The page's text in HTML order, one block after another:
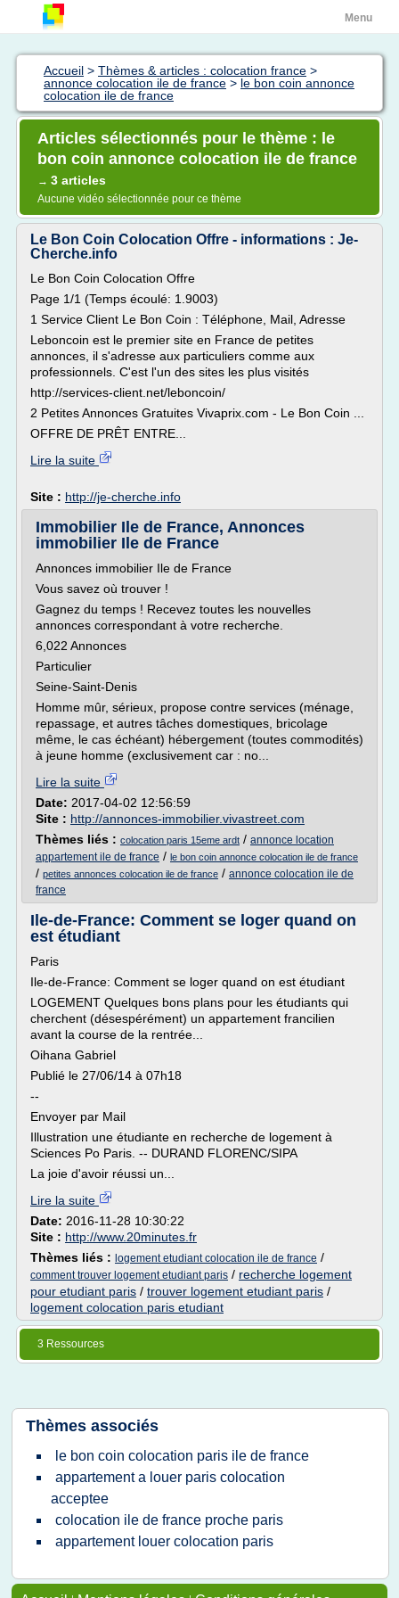
Menu
Accueil > Thèmes & articles : colocation france >
annonce colocation ile de france > le bon coin annonce
colocation ile de france
Articles sélectionnés pour le thème : le
bon coin annonce colocation ile de france
→ 3 articles
Aucune vidéo sélectionnée pour ce thème
Le Bon Coin Colocation Offre - informations : Je-
Cherche.info
Le Bon Coin Colocation Offre
Page 1/1 (Temps écoulé: 1.9003)
1 Service Client Le Bon Coin : Téléphone, Mail, Adresse
Leboncoin est le premier site en France de petites
annonces, il s'adresse aux particuliers comme aux
professionnels. C'est l'un des sites les plus visités
http://services-client.net/leboncoin/
2 Petites Annonces Gratuites Vivaprix.com - Le Bon Coin ...
OFFRE DE PRÊT ENTRE...
Lire la suite
Site : http://je-cherche.info
Immobilier Ile de France, Annonces
immobilier Ile de France
Annonces immobilier Ile de France
Vous savez où trouver !
Gagnez du temps ! Recevez toutes les nouvelles
annonces correspondant à votre recherche.
6,022 Annonces
Particulier
Seine-Saint-Denis
Homme mûr, sérieux, propose contre services (ménage,
repassage, et autres tâches domestiques, bricolage
même, le cas échéant) hébergement (toutes commodités)
à jeune homme (exclusivement car : no...
Lire la suite
Date: 2017-04-02 12:56:59
Site : http://annonces-immobilier.vivastreet.com
Thèmes liés : colocation paris 15eme ardt / annonce location
appartement ile de france / le bon coin annonce colocation ile de france
/ petites annonces colocation ile de france / annonce colocation ile de
france
Ile-de-France: Comment se loger quand on
est étudiant
Paris
Ile-de-France: Comment se loger quand on est étudiant
LOGEMENT Quelques bons plans pour les étudiants qui
cherchent (désespérément) un appartement francilien
avant la course de la rentrée...
Oihana Gabriel
Publié le 27/06/14 à 07h18
--
Envoyer par Mail
Illustration une étudiante en recherche de logement à
Sciences Po Paris. -- DURAND FLORENC/SIPA
La joie d'avoir réussi un...
Lire la suite
Date: 2016-11-28 10:30:22
Site : http://www.20minutes.fr
Thèmes liés : logement etudiant colocation ile de france /
comment trouver logement etudiant paris / recherche logement
pour etudiant paris / trouver logement etudiant paris /
logement colocation paris etudiant
3 Ressources
Thèmes associés
le bon coin colocation paris ile de france
appartement a louer paris colocation
acceptee
colocation ile de france proche paris
appartement louer colocation paris